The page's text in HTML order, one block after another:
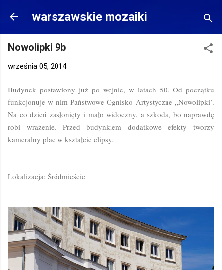
Przejdź do głównej zawartości
warszawskie mozaiki
Nowolipki 9b
września 05, 2014
Budynek postawiony już po wojnie, w latach 50. Od początku
funkcjonuje w nim Państwowe Ognisko Artystyczne „Nowolipki’.
Na co dzień zasłonięty i mało widoczny, a szkoda, bo naprawdę
robi wrażenie. Przed budynkiem dodatkowe efekty tworzy
kameralny plac w kształcie elipsy.
Lokalizacja: Śródmieście